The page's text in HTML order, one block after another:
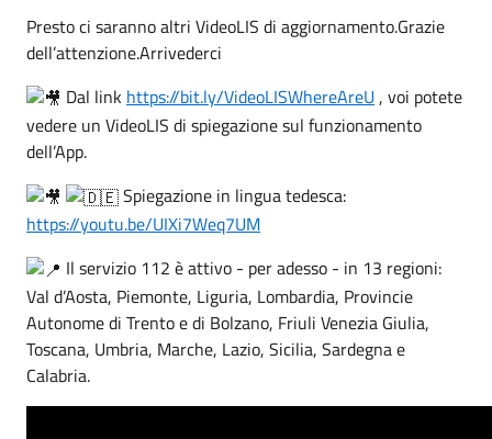
Presto ci saranno altri VideoLIS di aggiornamento.Grazie
dell’attenzione.Arrivederci
Dal link https://bit.ly/VideoLISWhereAreU , voi potete
vedere un VideoLIS di spiegazione sul funzionamento
dell’App.
Spiegazione in lingua tedesca:
https://youtu.be/UIXi7Weq7UM
Il servizio 112 è attivo - per adesso - in 13 regioni:
Val d’Aosta, Piemonte, Liguria, Lombardia, Provincie
Autonome di Trento e di Bolzano, Friuli Venezia Giulia,
Toscana, Umbria, Marche, Lazio, Sicilia, Sardegna e
Calabria.